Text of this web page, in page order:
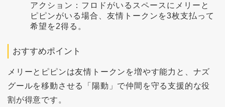
アクション：フロドがいるスペースにメリーと
ピピンがいる場合、友情トークンを3枚支払って
希望を2得る。
おすすめポイント
メリーとピピンは友情トークンを増やす能力と、ナズ
グールを移動させる「陽動」で仲間を守る支援的な役
割が得意です。